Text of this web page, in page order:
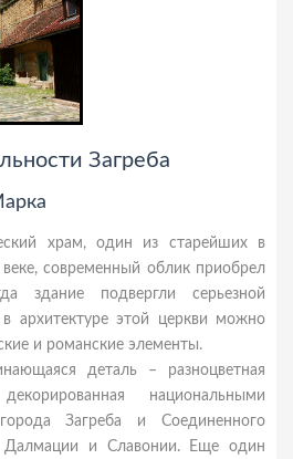
Загреба
храм, один из старейших в
современный облик приобрел
здание подвергли серьезной
в архитектуре этой церкви можно
и романские элементы.
деталь – разноцветная
национальными
Загреба и Соединенного
Далмации и Славонии. Еще один